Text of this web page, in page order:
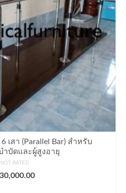
เสา (Parallel Bar) สำหรับ
ำบัดและผู้สูงอายุ
NOT RATED
30,000.00